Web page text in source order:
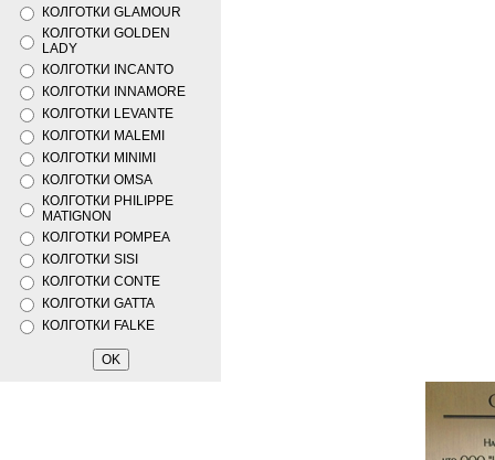
КОЛГОТКИ GLAMOUR
КОЛГОТКИ GOLDEN
LADY
КОЛГОТКИ INCANTO
КОЛГОТКИ INNAMORE
КОЛГОТКИ LEVANTE
КОЛГОТКИ MALEMI
КОЛГОТКИ MINIMI
КОЛГОТКИ OMSA
КОЛГОТКИ PHILIPPE
MATIGNON
КОЛГОТКИ POMPEA
КОЛГОТКИ SISI
КОЛГОТКИ CONTE
КОЛГОТКИ GATTA
КОЛГОТКИ FALKE